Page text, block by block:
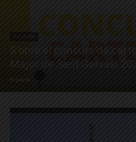
CULTURA
S’obre el concurs de
Major de Sant Gervasi
El Jardí